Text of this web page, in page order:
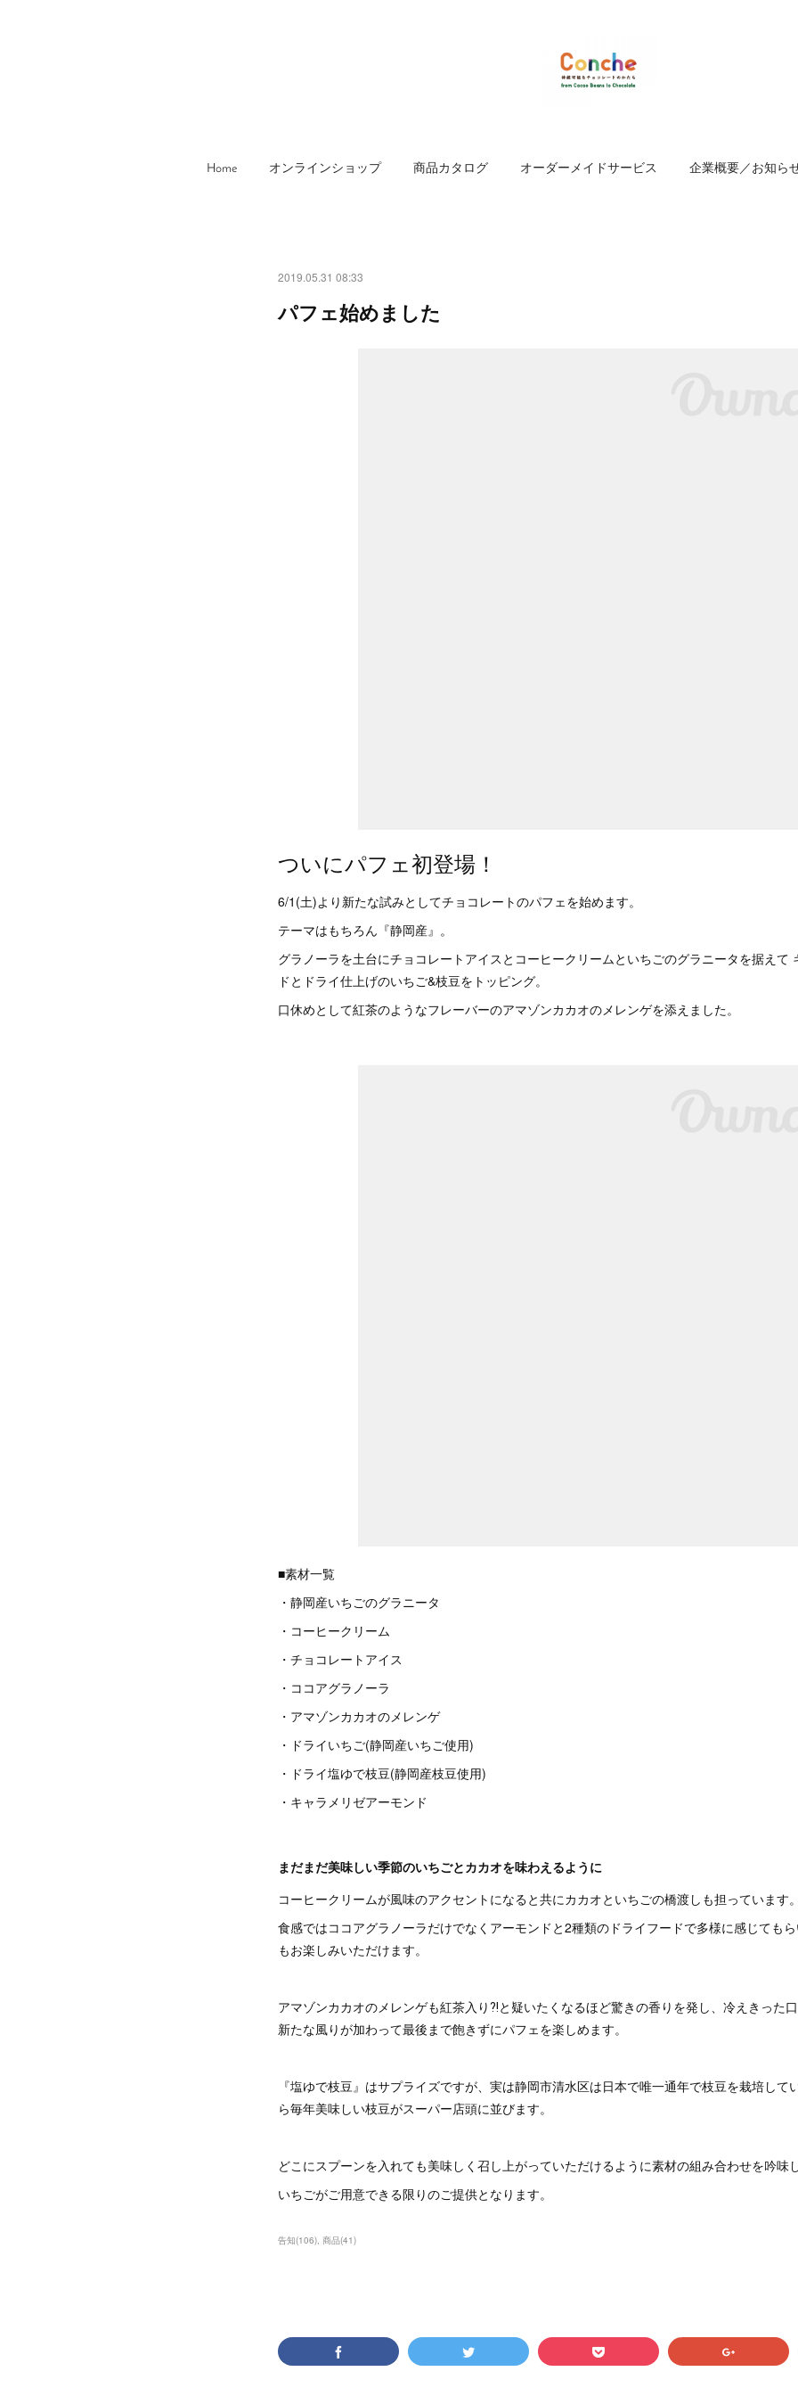
Home オンラインショップ 商品カタログ オーダーメイドサービス 企業概要／お知ら
2019.05.31 08:33
パフェ始めました
ついにパフェ初登場！
6/1(土)より新たな試みとしてチョコレートのパフェを始めます。
テーマはもちろん『静岡産』。
グラノーラを土台にチョコレートアイスとコーヒークリームといちごのグラニータを据えて
ドとドライ仕上げのいちご&枝豆をトッピング。
口休めとして紅茶のようなフレーバーのアマゾンカカオのメレンゲを添えました。
■素材一覧
・静岡産いちごのグラニータ
・コーヒークリーム
・チョコレートアイス
・ココアグラノーラ
・アマゾンカカオのメレンゲ
・ドライいちご(静岡産いちご使用)
・ドライ塩ゆで枝豆(静岡産枝豆使用)
・キャラメリゼアーモンド
まだまだ美味しい季節のいちごとカカオを味わえるように
コーヒークリームが風味のアクセントになると共にカカオといちごの橋渡しも担っています。
食感ではココアグラノーラだけでなくアーモンドと2種類のドライフードで多様に感じても
もお楽しみいただけます。
アマゾンカカオのメレンゲも紅茶入り⁈と疑いたくなるほど驚きの香りを発し、冷えきった
新たな風りが加わって最後まで飽きずにパフェを楽しめます。
『塩ゆで枝豆』はサプライズですが、実は静岡市清水区は日本で唯一通年で枝豆を栽培して
ら毎年美味しい枝豆がスーパー店頭に並びます。
どこにスプーンを入れても美味しく召し上がっていただけるように素材の組み合わせを吟味し
いちごがご用意できる限りのご提供となります。
告知(106) 商品(41)